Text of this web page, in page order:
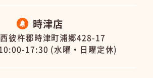
時津店
彼杵郡時津町浦郷428-17
17:30 (水曜・日曜定休)